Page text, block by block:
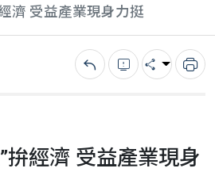
濟 受益產業現身力挺
回上一頁錯誤回報
分享 列
拚經濟 受益產業現身